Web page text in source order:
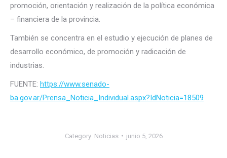
promoción, orientación y realización de la política económica
– financiera de la provincia.
También se concentra en el estudio y ejecución de planes de
desarrollo económico, de promoción y radicación de
industrias.
FUENTE: https://www.senado-
ba.gov.ar/Prensa_Noticia_Individual.aspx?IdNoticia=18509
Category: Noticias junio 5, 2026